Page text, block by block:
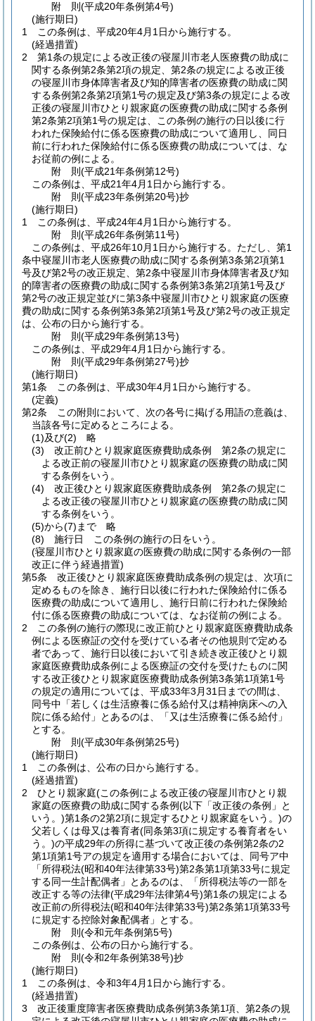
附 則(平成20年条例第4号)
(施行期日)
1
この条例は、平成20年4月1日から施行する。
(経過措置)
2
第1条の規定による改正後の寝屋川市老人医療費の助成に
関する条例第2条第2項の規定、第2条の規定による改正後
の寝屋川市身体障害者及び知的障害者の医療費の助成に関
する条例第2条第2項第1号の規定及び第3条の規定による改
正後の寝屋川市ひとり親家庭の医療費の助成に関する条例
第2条第2項第1号の規定は、この条例の施行の日以後に行
われた保険給付に係る医療費の助成について適用し、同日
前に行われた保険給付に係る医療費の助成については、な
お従前の例による。
附 則(平成21年条例第12号)
この条例は、平成21年4月1日から施行する。
附 則(平成23年条例第20号)抄
(施行期日)
1
この条例は、平成24年4月1日から施行する。
附 則(平成26年条例第11号)
この条例は、平成26年10月1日から施行する。 ただし、第1
条中寝屋川市老人医療費の助成に関する条例第3条第2項第1
号及び第2号の改正規定、第2条中寝屋川市身体障害者及び知
的障害者の医療費の助成に関する条例第3条第2項第1号及び
第2号の改正規定並びに第3条中寝屋川市ひとり親家庭の医療
費の助成に関する条例第3条第2項第1号及び第2号の改正規定
は、公布の日から施行する。
附 則(平成29年条例第13号)
この条例は、平成29年4月1日から施行する。
附 則(平成29年条例第27号)抄
(施行期日)
第1条
この条例は、平成30年4月1日から施行する。
(定義)
第2条
この附則において、次の各号に掲げる用語の意義は、
当該各号に定めるところによる。
(1)及び(2)
略
(3)
改正前ひとり親家庭医療費助成条例 第2条の規定に
よる改正前の寝屋川市ひとり親家庭の医療費の助成に関
する条例をいう。
(4)
改正後ひとり親家庭医療費助成条例 第2条の規定に
よる改正後の寝屋川市ひとり親家庭の医療費の助成に関
する条例をいう。
(5)から(7)まで
略
(8)
施行日 この条例の施行の日をいう。
(寝屋川市ひとり親家庭の医療費の助成に関する条例の一部
改正に伴う経過措置)
第5条
改正後ひとり親家庭医療費助成条例の規定は、次項に
定めるものを除き、施行日以後に行われた保険給付に係る
医療費の助成について適用し、施行日前に行われた保険給
付に係る医療費の助成については、なお従前の例による。
2
この条例の施行の際現に改正前ひとり親家庭医療費助成条
例による医療証の交付を受けている者その他規則で定める
者であって、施行日以後において引き続き改正後ひとり親
家庭医療費助成条例による医療証の交付を受けたものに関
する改正後ひとり親家庭医療費助成条例第3条第1項第1号
の規定の適用については、平成33年3月31日までの間は、
同号中「若しくは生活療養に係る給付又は精神病床への入
院に係る給付」とあるのは、「又は生活療養に係る給付」
とする。
附 則(平成30年条例第25号)
(施行期日)
1
この条例は、公布の日から施行する。
(経過措置)
2
ひとり親家庭(この条例による改正後の寝屋川市ひとり親
家庭の医療費の助成に関する条例(以下「改正後の条例」と
いう。)第1条の2第2項に規定するひとり親家庭をいう。)の
父若しくは母又は養育者(同条第3項に規定する養育者をい
う。)の平成29年の所得に基づいて改正後の条例第2条の2
第1項第1号アの規定を適用する場合においては、同号ア中
「所得税法(昭和40年法律第33号)第2条第1項第33号に規定
する同一生計配偶者」とあるのは、「所得税法等の一部を
改正する等の法律(平成29年法律第4号)第1条の規定による
改正前の所得税法(昭和40年法律第33号)第2条第1項第33号
に規定する控除対象配偶者」とする。
附 則(令和元年条例第5号)
この条例は、公布の日から施行する。
附 則(令和2年条例第38号)抄
(施行期日)
1
この条例は、令和3年4月1日から施行する。
(経過措置)
3
改正後重度障害者医療費助成条例第3条第1項、第2条の規